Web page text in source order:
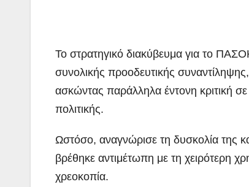
Το στρατηγικό διακύβευμα για το
συνολικής προοδευτικής
ασκώντας παράλληλα έντονη κριτική σε
πολιτικής.
Ωστόσο, αναγνώρισε τη δυσκολία της
βρέθηκε αντιμέτωπη με τη χειρότερη
χρεοκοπία.